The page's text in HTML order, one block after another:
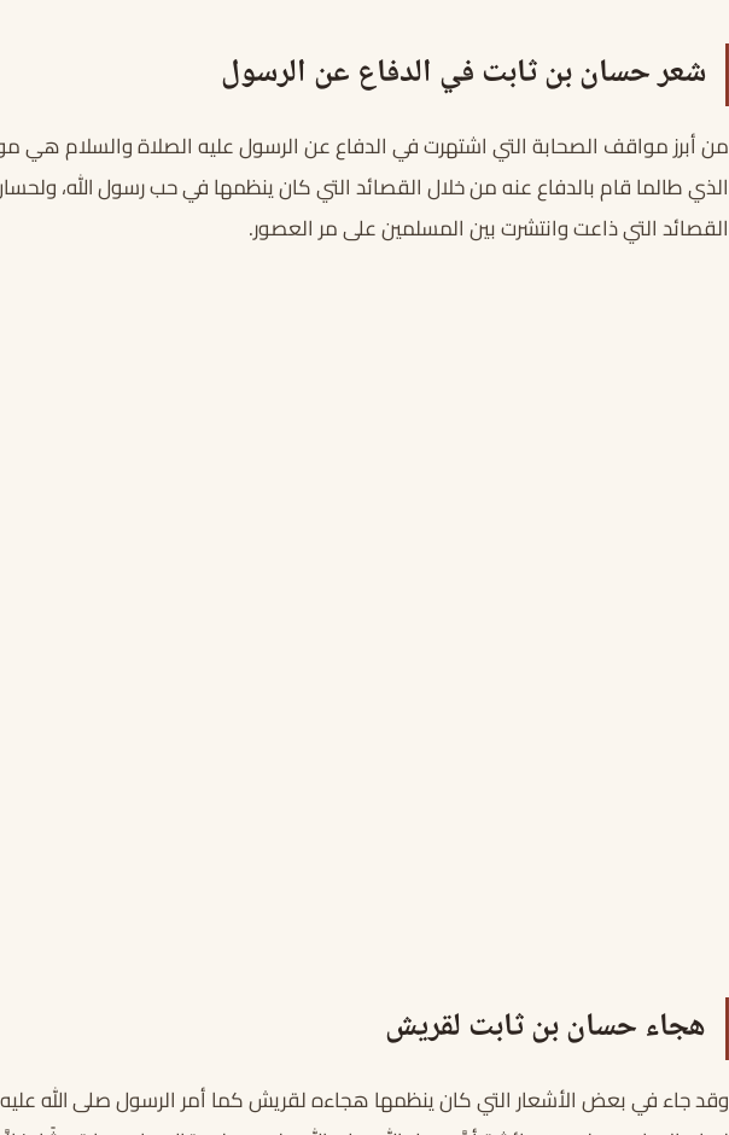
شعر حسان بن ثابت في الدفاع عن الرسول
من أبرز مواقف الصحابة التي اشتهرت في الدفاع عن الرسول عليه الصلاة والسلام هي
الذي طالما قام بالدفاع عنه من خلال القصائد التي كان ينظمها في حب رسول الله،
القصائد التي ذاعت وانتشرت بين المسلمين على مر العصور.
هجاء حسان بن ثابت لقريش
وقد جاء في بعض الأشعار التي كان ينظمها هجاءه لقريش كما أمر الرسول صلى الله